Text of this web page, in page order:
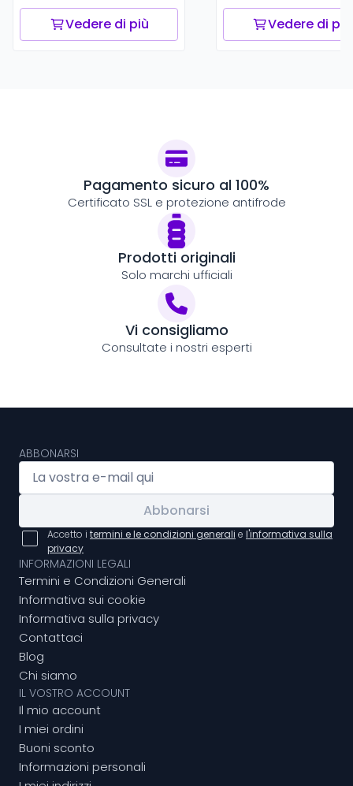
Vedere di più Vedere di più
Pagamento sicuro al 100%
Certificato SSL e protezione antifrode
Prodotti originali
Solo marchi ufficiali
Vi consigliamo
Consultate i nostri esperti
ABBONARSI
Abbonarsi
Accetto i termini e le condizioni generali e l'informativa sulla
privacy
INFORMAZIONI LEGALI
Termini e Condizioni Generali
Informativa sui cookie
Informativa sulla privacy
Contattaci
Blog
Chi siamo
IL VOSTRO ACCOUNT
Il mio account
I miei ordini
Buoni sconto
Informazioni personali